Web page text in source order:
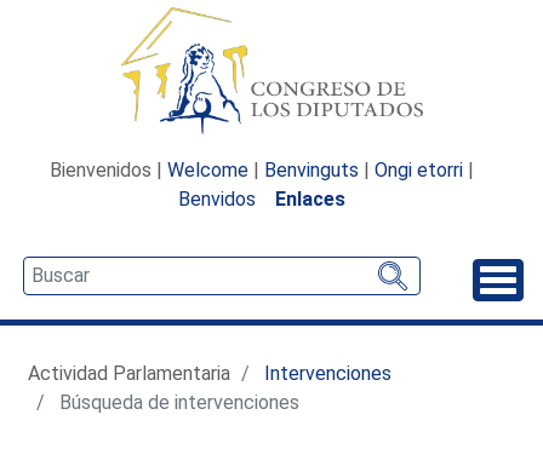
Bienvenidos | Welcome | Benvinguts | Ongi etorri |
Benvidos
Enlaces
Actividad Parlamentaria
Intervenciones
Búsqueda de intervenciones